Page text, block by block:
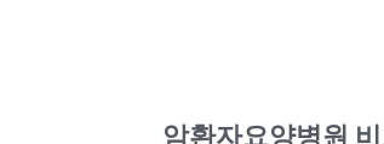
암환자요양병원